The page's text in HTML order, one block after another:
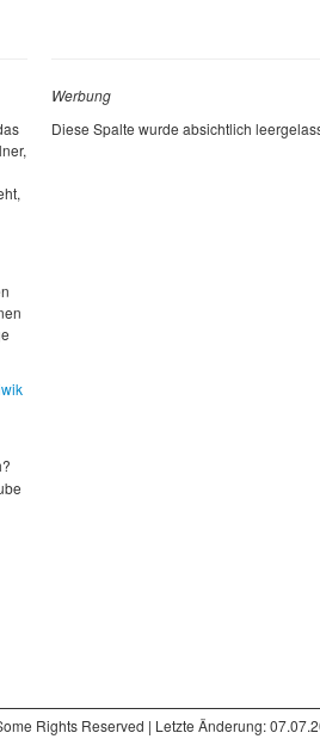
Werbung
Diese Spalte wurde absichtlich
Rights Reserved | Letzte Änderung: